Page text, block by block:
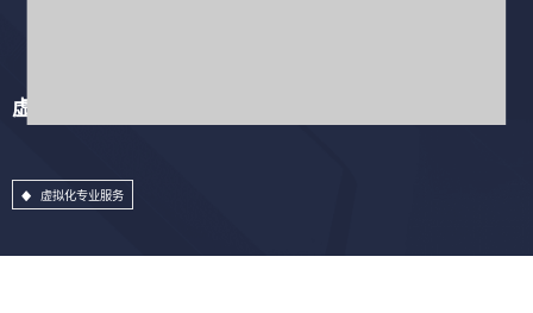
虚拟化专业服务
虚拟化专业服务